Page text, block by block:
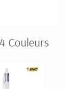
Couleurs